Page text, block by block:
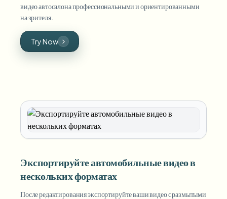
видео автосалона профессиональными и ориентированными
на зрителя.
Try Now
Экспортируйте автомобильные видео в
нескольких форматах
После редактирования экспортируйте ваши видео с размытыми